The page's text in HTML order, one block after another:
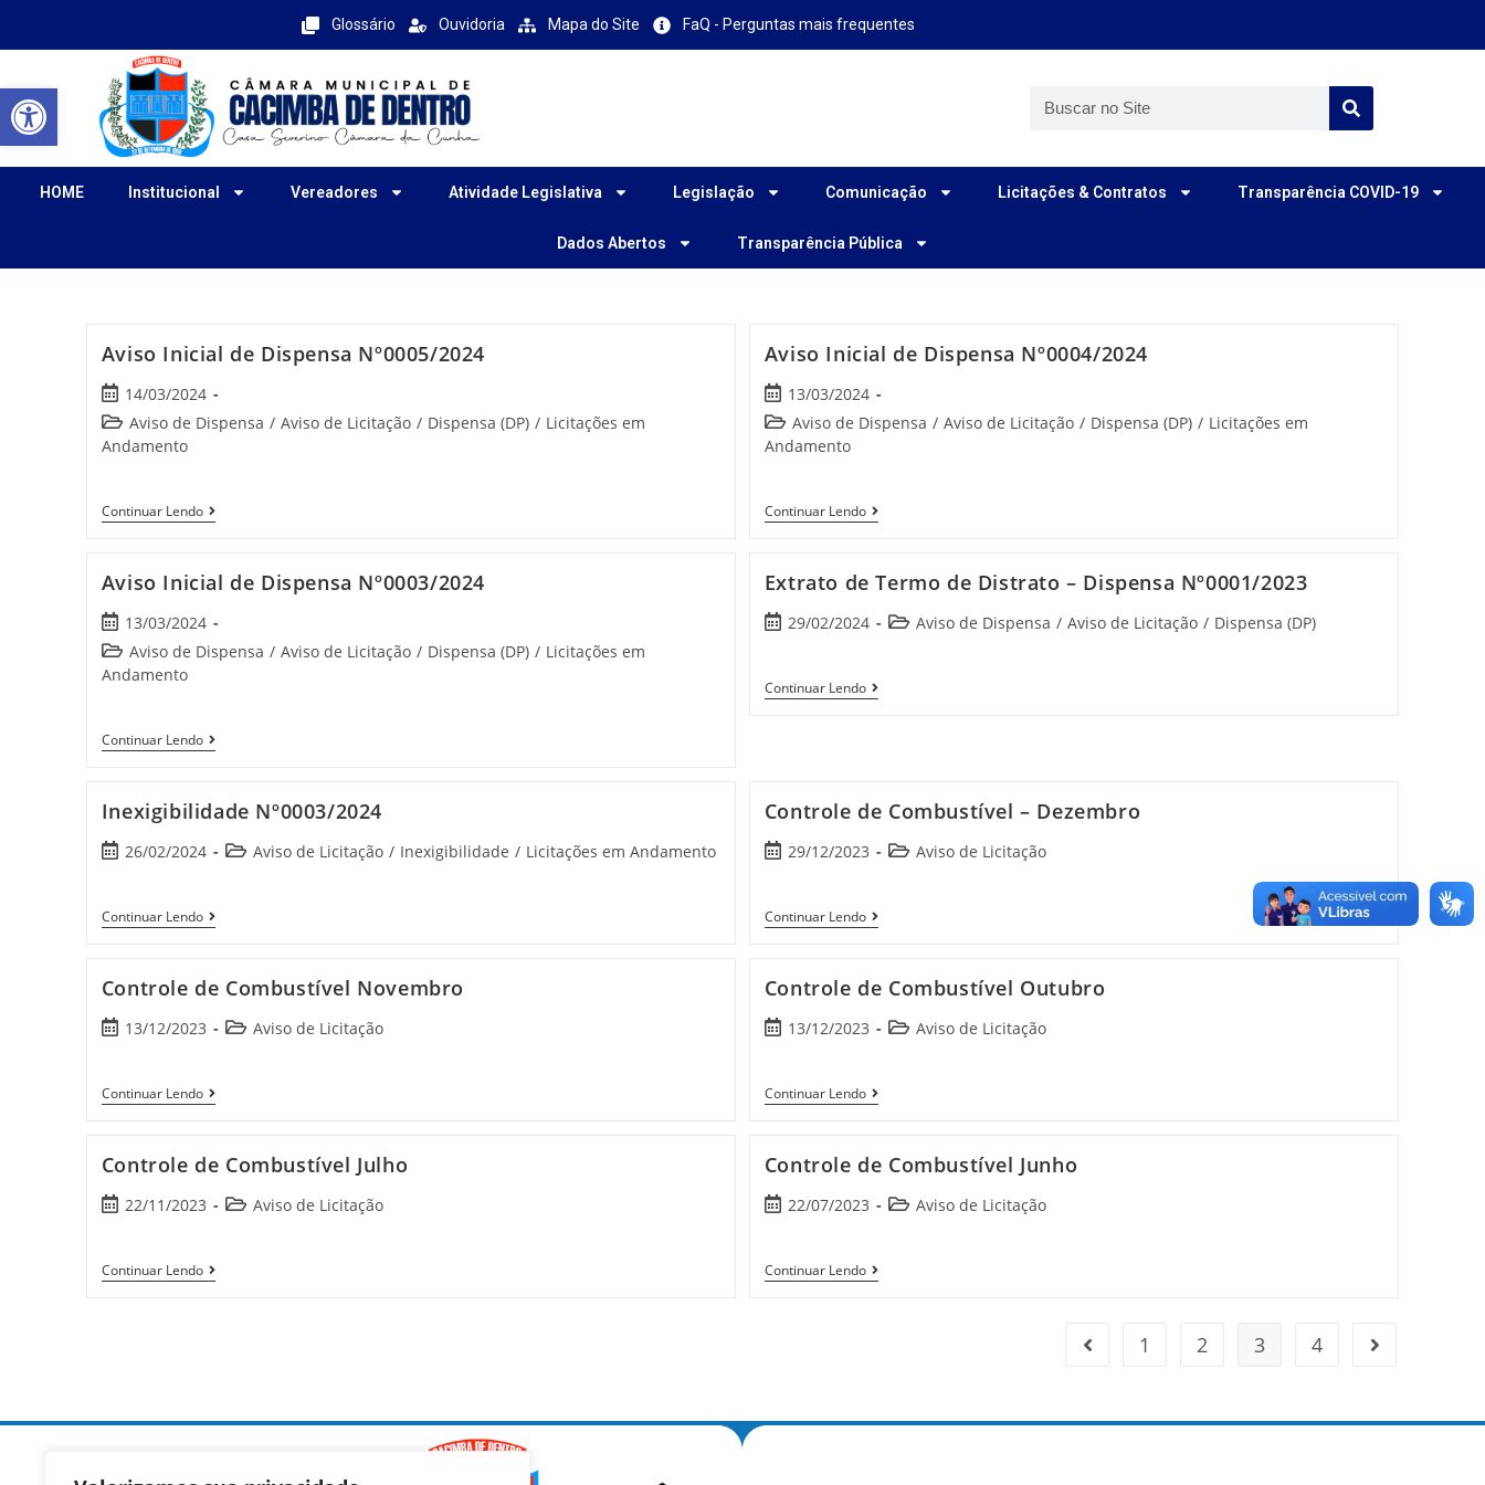
Barra de Ferramentas Aberta
Glossário Ouvidoria Mapa do Site FaQ - Perguntas mais frequentes
HOME Institucional Vereadores Atividade Legislativa Legislação Comunicação Licitações & Contratos Transparência COVID-19
Dados Abertos Transparência Pública
Aviso Inicial de Dispensa Nº0005/2024
14/03/2024
Aviso de Dispensa / Aviso de Licitação / Dispensa (DP) / Licitações em
Andamento
Continuar Lendo
Aviso Inicial de Dispensa Nº0004/2024
13/03/2024
Aviso de Dispensa / Aviso de Licitação / Dispensa (DP) / Licitações em
Andamento
Continuar Lendo
Aviso Inicial de Dispensa Nº0003/2024
13/03/2024
Aviso de Dispensa / Aviso de Licitação / Dispensa (DP) / Licitações em
Andamento
Continuar Lendo
Extrato de Termo de Distrato – Dispensa Nº0001/2023
29/02/2024 Aviso de Dispensa / Aviso de Licitação / Dispensa (DP)
Continuar Lendo
Inexigibilidade Nº0003/2024
26/02/2024 Aviso de Licitação / Inexigibilidade / Licitações em Andamento
Continuar Lendo
Controle de Combustível – Dezembro
29/12/2023 Aviso de Licitação
Continuar Lendo
Controle de Combustível Novembro
13/12/2023 Aviso de Licitação
Continuar Lendo
Controle de Combustível Outubro
13/12/2023 Aviso de Licitação
Continuar Lendo
Controle de Combustível Julho
22/11/2023 Aviso de Licitação
Continuar Lendo
Controle de Combustível Junho
22/07/2023 Aviso de Licitação
Continuar Lendo
1 2 3 4